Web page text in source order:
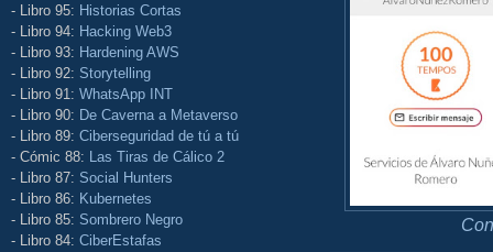
- Libro 95: Historias Cortas
- Libro 94: Hacking Web3
- Libro 93: Hardening AWS
- Libro 92: Storytelling
- Libro 91: WhatsApp INT
- Libro 90: De Caverna a Metaverso
- Libro 89: Ciberseguridad de tú a tú
- Cómic 88: Las Tiras de Cálico 2
- Libro 87: Social Hunters
- Libro 86: Kubernetes
- Libro 85: Sombrero Negro
- Libro 84: CiberEstafas